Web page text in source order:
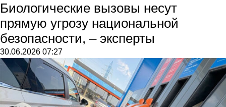
Биологические вызовы несут
прямую угрозу национальной
безопасности, – эксперты
30.06.2026 07:27